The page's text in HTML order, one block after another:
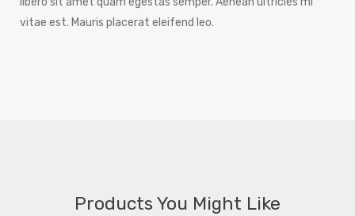
vitae est. Mauris placerat eleifend leo.
Products You Might Like